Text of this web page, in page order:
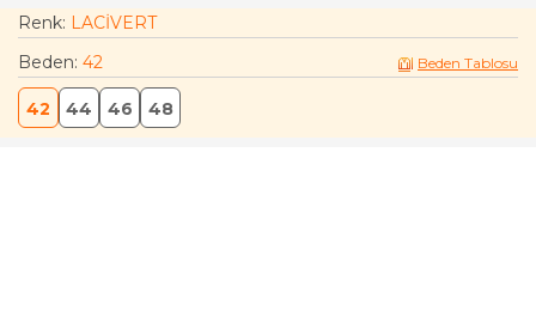
Renk: LACİVERT
Beden: 42 Beden Tablosu
42 44 46 48